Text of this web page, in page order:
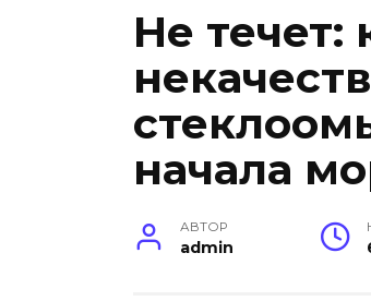
Не течет:
начала
АВТОР
admin